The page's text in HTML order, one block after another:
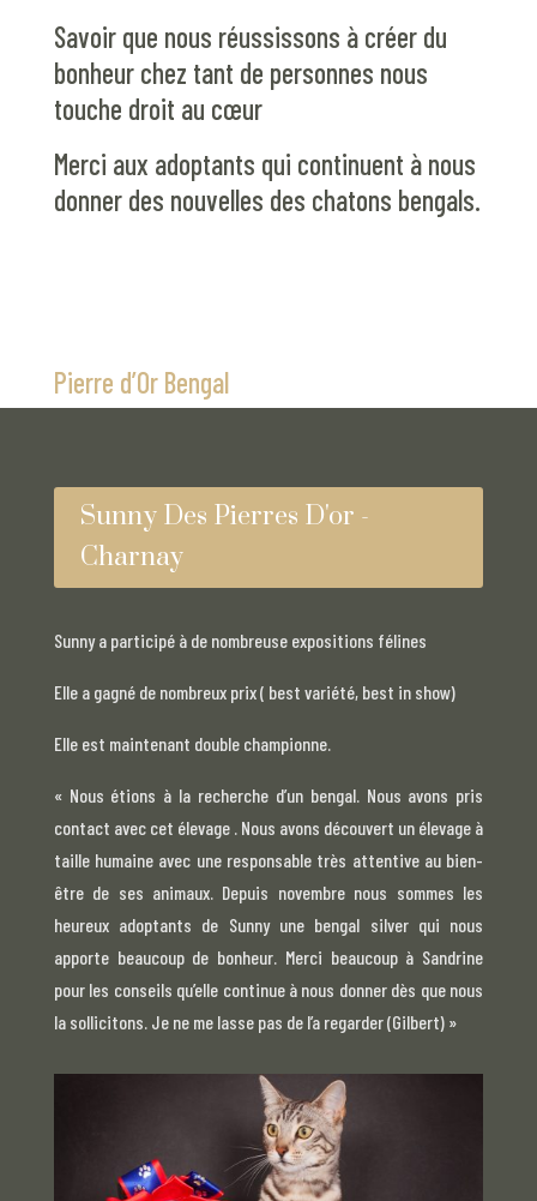
Savoir que nous réussissons à créer du
bonheur chez tant de personnes nous
touche droit au cœur
Merci aux adoptants qui continuent à nous
donner des nouvelles des chatons bengals.
Pierre d’Or Bengal
Sunny Des Pierres D'or -
Charnay
Sunny a participé à de nombreuse expositions félines
Elle a gagné de nombreux prix ( best variété, best in show)
Elle est maintenant double championne.
« Nous étions à la recherche d’un bengal. Nous avons pris
contact avec cet élevage . Nous avons découvert un élevage à
taille humaine avec une responsable très attentive au bien-
être de ses animaux. Depuis novembre nous sommes les
heureux adoptants de Sunny une bengal silver qui nous
apporte beaucoup de bonheur. Merci beaucoup à Sandrine
pour les conseils qu’elle continue à nous donner dès que nous
la sollicitons. Je ne me lasse pas de l’a regarder (Gilbert) »